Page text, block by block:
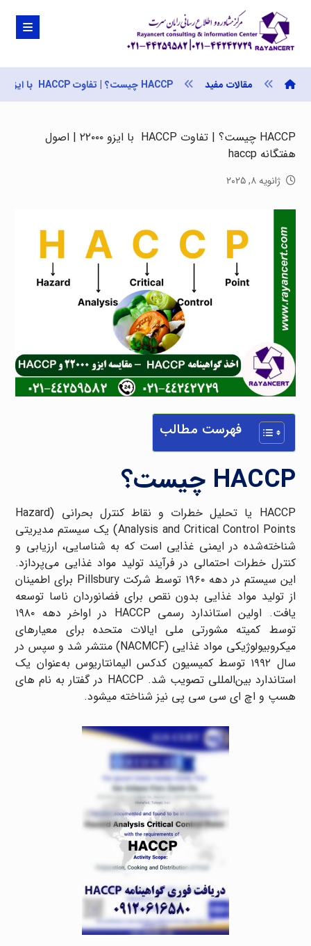
مقالات مفید HACCP چیست؟ | تفاوت HACCP با ایزو ۲۲۰۰۰ | اصول هفتگانه haccp
HACCP چیست؟ | تفاوت HACCP با ایزو ۲۲۰۰۰ | اصول
هفتگانه haccp
ژانویه ۸, ۲۰۲۵
فهرست مطالب
HACCP چیست؟
HACCP یا تحلیل خطرات و نقاط کنترل بحرانی (Hazard
Analysis and Critical Control Points) یک سیستم مدیریتی
شناخته‌شده در ایمنی غذایی است که به شناسایی، ارزیابی و
کنترل خطرات احتمالی در فرآیند تولید مواد غذایی می‌پردازد.
این سیستم در دهه ۱۹۶۰ توسط شرکت Pillsbury برای اطمینان
از تولید مواد غذایی بدون نقص برای فضانوردان ناسا توسعه
یافت. اولین استاندارد رسمی HACCP در اواخر دهه ۱۹۸۰
توسط کمیته مشورتی ملی ایالات متحده برای معیارهای
میکروبیولوژیکی مواد غذایی (NACMCF) منتشر شد و سپس در
سال ۱۹۹۲ توسط کمیسیون کدکس الیمانتاریوس به‌عنوان یک
استاندارد بین‌المللی تصویب شد. HACCP در گفتار به نام های
هسپ و اچ ای سی سی پی نیز شناخته میشود.